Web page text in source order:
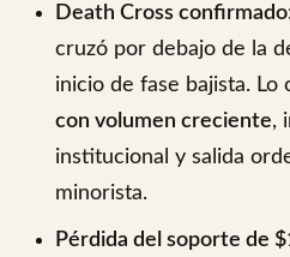
Death Cross
cruzó por debajo de la
inicio de fase bajista. Lo
con volumen creciente,
institucional y salida
minorista.
Pérdida del soporte de